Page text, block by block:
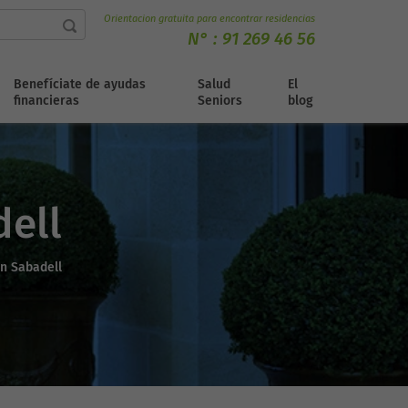
Orientacion gratuita para encontrar residencias
N° : 91 269 46 56
Benefíciate de ayudas
financieras
Salud
Seniors
El
blog
Sabadell